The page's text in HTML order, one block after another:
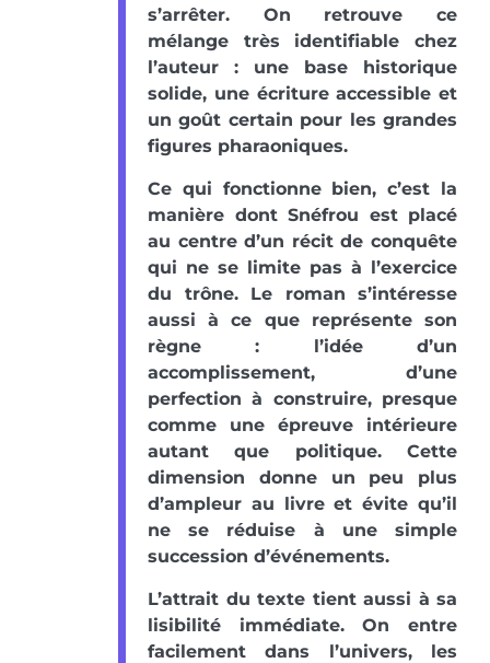
s’arrêter. On retrouve ce
mélange très identifiable chez
l’auteur : une base historique
solide, une écriture accessible et
un goût certain pour les grandes
figures pharaoniques.
Ce qui fonctionne bien, c’est la
manière dont Snéfrou est placé
au centre d’un récit de conquête
qui ne se limite pas à l’exercice
du trône. Le roman s’intéresse
aussi à ce que représente son
règne : l’idée d’un
accomplissement, d’une
perfection à construire, presque
comme une épreuve intérieure
autant que politique. Cette
dimension donne un peu plus
d’ampleur au livre et évite qu’il
ne se réduise à une simple
succession d’événements.
L’attrait du texte tient aussi à sa
lisibilité immédiate. On entre
facilement dans l’univers, les